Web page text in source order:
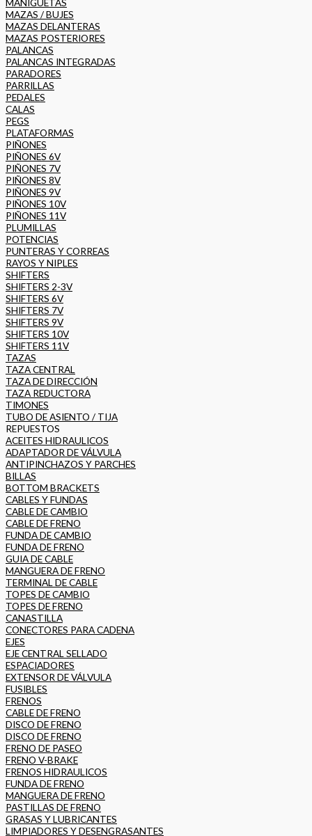
MANIGUETAS
MAZAS / BUJES
MAZAS DELANTERAS
MAZAS POSTERIORES
PALANCAS
PALANCAS INTEGRADAS
PARADORES
PARRILLAS
PEDALES
CALAS
PEGS
PLATAFORMAS
PIÑONES
PIÑONES 6V
PIÑONES 7V
PIÑONES 8V
PIÑONES 9V
PIÑONES 10V
PIÑONES 11V
PLUMILLAS
POTENCIAS
PUNTERAS Y CORREAS
RAYOS Y NIPLES
SHIFTERS
SHIFTERS 2-3V
SHIFTERS 6V
SHIFTERS 7V
SHIFTERS 9V
SHIFTERS 10V
SHIFTERS 11V
TAZAS
TAZA CENTRAL
TAZA DE DIRECCIÓN
TAZA REDUCTORA
TIMONES
TUBO DE ASIENTO / TIJA
REPUESTOS
ACEITES HIDRAULICOS
ADAPTADOR DE VÁLVULA
ANTIPINCHAZOS Y PARCHES
BILLAS
BOTTOM BRACKETS
CABLES Y FUNDAS
CABLE DE CAMBIO
CABLE DE FRENO
FUNDA DE CAMBIO
FUNDA DE FRENO
GUIA DE CABLE
MANGUERA DE FRENO
TERMINAL DE CABLE
TOPES DE CAMBIO
TOPES DE FRENO
CANASTILLA
CONECTORES PARA CADENA
EJES
EJE CENTRAL SELLADO
ESPACIADORES
EXTENSOR DE VÁLVULA
FUSIBLES
FRENOS
CABLE DE FRENO
DISCO DE FRENO
DISCO DE FRENO
FRENO DE PASEO
FRENO V-BRAKE
FRENOS HIDRAULICOS
FUNDA DE FRENO
MANGUERA DE FRENO
PASTILLAS DE FRENO
GRASAS Y LUBRICANTES
LIMPIADORES Y DESENGRASANTES